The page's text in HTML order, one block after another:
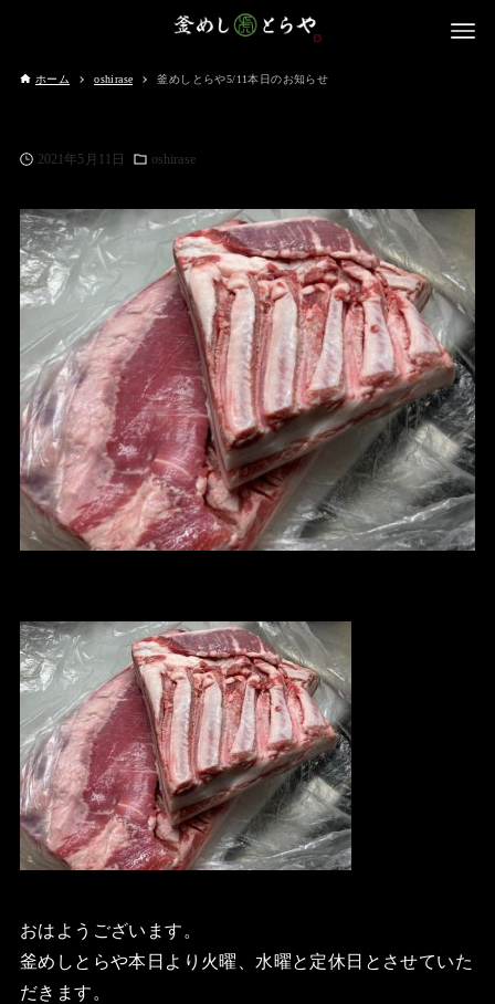
ホーム oshirase 釜めしとらや5/11本日のお知らせ
2021年5月11日 oshirase
おはようございます。
釜めしとらや本日より火曜、水曜と定休日とさせていた
だきます。